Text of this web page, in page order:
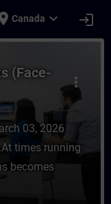
Canada expand_more login
Networks
more_vert
(Face-
03, 2026
times running
becomes